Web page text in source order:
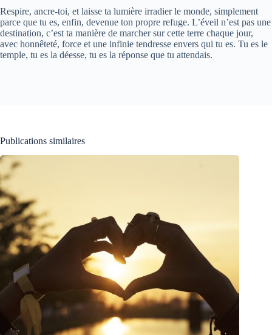
Respire, ancre-toi, et laisse ta lumière irradier le monde, simplement
parce que tu es, enfin, devenue ton propre refuge. L’éveil n’est pas une
destination, c’est ta manière de marcher sur cette terre chaque jour,
avec honnêteté, force et une infinie tendresse envers qui tu es. Tu es le
temple, tu es la déesse, tu es la réponse que tu attendais.
Publications similaires